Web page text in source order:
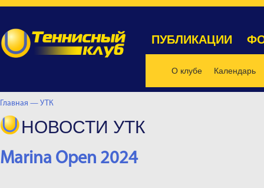
ПУБЛИКАЦИИ
О клубе Календарь
Главная — УТК
НОВОСТИ УТК
Marina Open 2024